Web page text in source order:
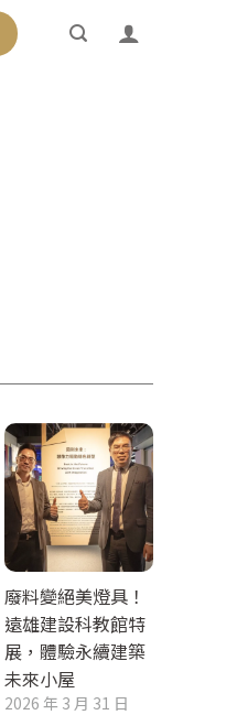
廢料變絕美燈具！
遠雄建設科教館特
展，體驗永續建築
未來小屋
2026 年 3 月 31 日